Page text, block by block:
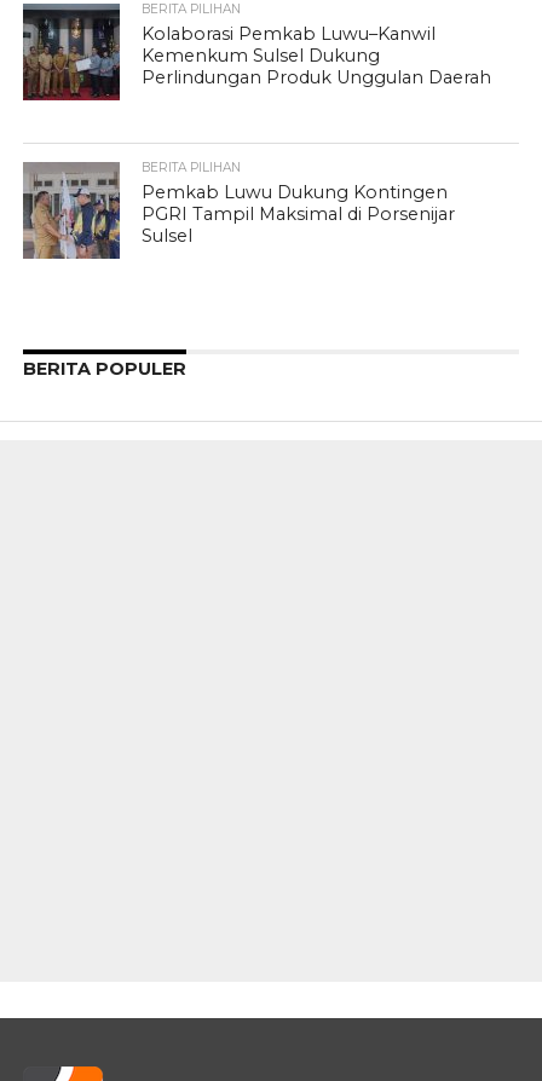
BERITA PILIHAN
Kolaborasi Pemkab Luwu–Kanwil
Kemenkum Sulsel Dukung
Perlindungan Produk Unggulan Daerah
BERITA PILIHAN
Pemkab Luwu Dukung Kontingen
PGRI Tampil Maksimal di Porsenijar
Sulsel
BERITA POPULER